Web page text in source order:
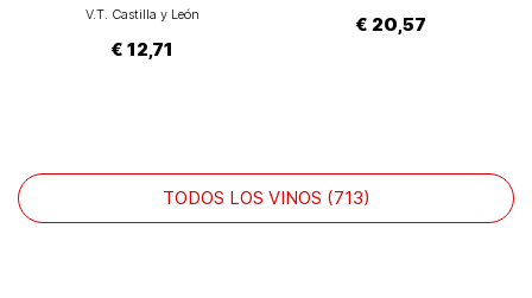
V.T. Castilla y León
€ 12,71
€ 20,57
TODOS LOS VINOS (713)